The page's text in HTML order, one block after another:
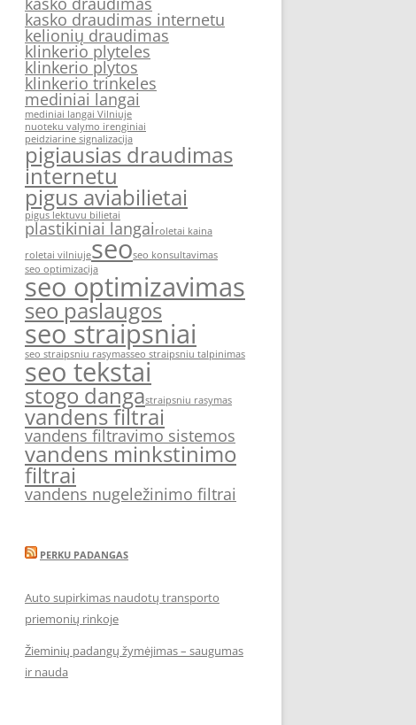
kasko draudimas internetu
kelionių draudimas
klinkerio plyteles
klinkerio plytos
klinkerio trinkeles
mediniai langai
mediniai langai Vilniuje
nuoteku valymo irenginiai
peidziarine signalizacija
pigiausias draudimas
internetu
pigus aviabilietai
pigus lektuvu bilietai
plastikiniai langai roletai kaina
roletai vilniujeseoseo konsultavimas
seo optimizacija
seo optimizavimas
seo paslaugos
seo straipsniai
seo straipsniu rasymasseo straipsniu talpinimas
seo tekstai
stogo dangastraipsniu rasymas
vandens filtrai
vandens filtravimo sistemos
vandens minkstinimo
filtrai
vandens nugeležinimo filtrai
PERKU PADANGAS
Auto supirkimas naudotų transporto
priemonių rinkoje
Žieminių padangų žymėjimas – saugumas
ir nauda